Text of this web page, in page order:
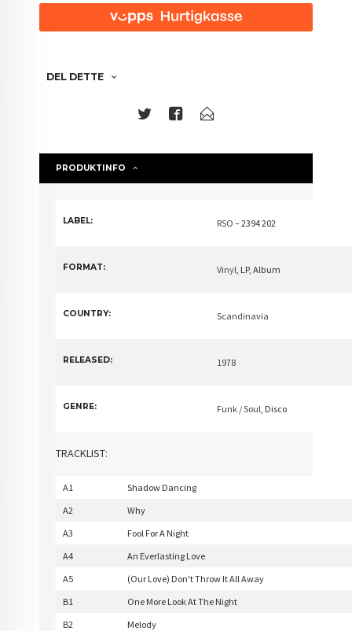
DEL DETTE
PRODUKTINFO
LABEL: RSO – 2394 202
FORMAT: Vinyl , LP, Album
COUNTRY: Scandinavia
RELEASED: 1978
GENRE: Funk / Soul , Disco
TRACKLIST:
A1
Shadow Dancing
A2
Why
A3
Fool For A Night
A4
An Everlasting Love
A5
(Our Love) Don't Throw It All Away
B1
One More Look At The Night
B2
Melody